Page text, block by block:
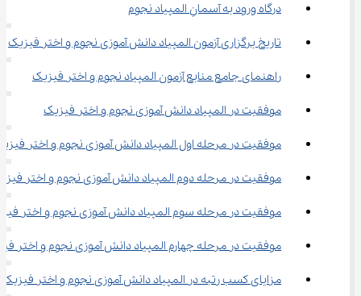
درگاه ورود به آسمانِ المپیاد نجوم
تاریخ برگزاری آزمون المپیاد دانش آموزی نجوم و اختر فیزیک
راهنمای جامع منابع آزمون المپیاد نجوم و اختر فیزیک
موفقیت در المپیاد دانش آموزی نجوم و اختر فیزیک
موفقیت در مرحله اول المپیاد دانش آموزی نجوم و اختر
موفقیت در مرحله دوم المپیاد دانش آموزی نجوم و اختر
موفقیت در مرحله سوم المپیاد دانش آموزی نجوم و اختر
موفقیت در مرحله چهارم المپیاد دانش آموزی نجوم و اختر
مزایای کسب رتبه در المپیاد دانش آموزی نجوم و اختر فیزیک